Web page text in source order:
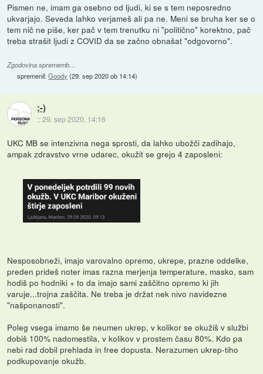
Pismen ne, imam ga osebno od ljudi, ki se s tem neposredno
ukvarjajo. Seveda lahko verjameš ali pa ne. Meni se bruha ker se o
tem nič ne piše, ker pač v tem trenutku ni "politično" korektno, pač
treba strašit ljudi z COVID da se začno obnašat "odgovorno".
Zgodovina sprememb…
spremenil:Goody (29. sep 2020 ob 14:14)
;-)
::29. sep 2020, 14:16
UKC MB se intenzivna nega sprosti, da lahko ubožči zadihajo,
ampak zdravstvo vrne udarec, okužit se grejo 4 zaposleni:
Nesposobneži, imajo varovalno opremo, ukrepe, prazne oddelke,
preden prideš noter imas razna merjenja temperature, masko, sam
hodiš po hodniki + to da imajo sami zaščitno opremo ki jih
varuje...trojna zaščita. Ne treba je držat nek nivo navidezne
"našponanosti".
Poleg vsega imamo še neumen ukrep, v kolikor se okužiš v službi
dobiš 100% nadomestila, v kolikov v prostem času 80%. Kdo pa
nebi rad dobil prehlada in free dopusta. Nerazumen ukrep-tiho
podkupovanje okužb.